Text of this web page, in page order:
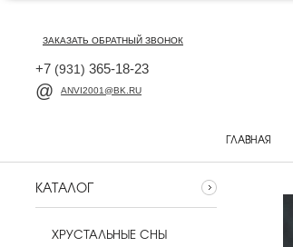
ЗАКАЗАТЬ ОБРАТНЫЙ ЗВОНОК
+7 (931) 365-18-23
ANVI2001@BK.RU
ГЛАВНАЯ
КАТАЛОГ
ХРУСТАЛЬНЫЕ СНЫ